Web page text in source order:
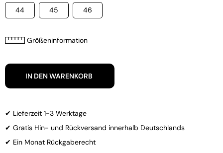
44 45 46
Größeninformation
IN DEN WARENKORB
✔ Lieferzeit 1-3 Werktage
✔ Gratis Hin- und Rückversand innerhalb Deutschlands
✔ Ein Monat Rückgaberecht